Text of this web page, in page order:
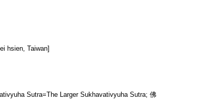
hsien, Taiwan]
Sutra=The Larger Sukhavativyuha Sutra; 佛